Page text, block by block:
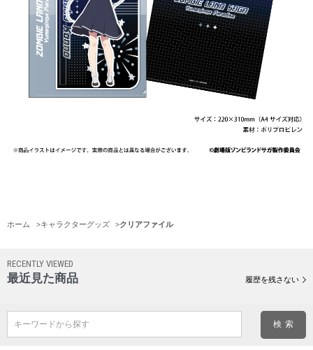
ホーム >キャラクターグッズ >クリアファイル
RECENTLY VIEWED
最近見た商品 履歴を残さない
キーワードから探す